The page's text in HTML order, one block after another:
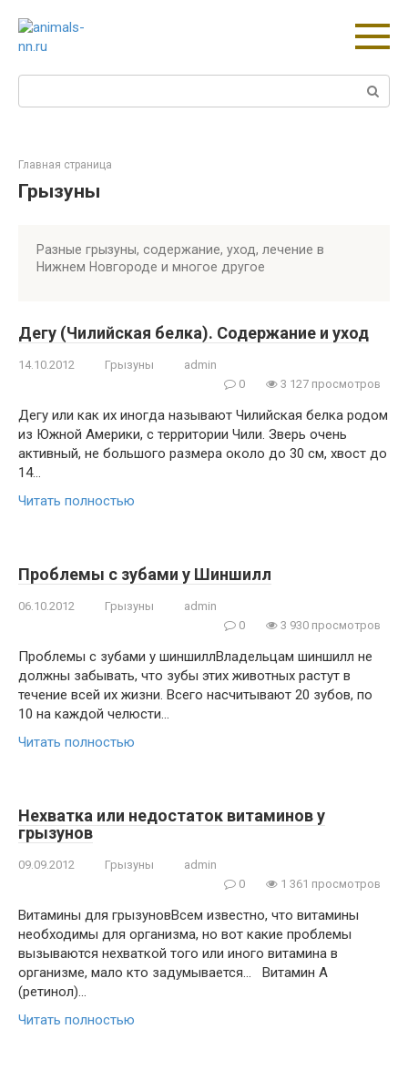
контенту
Поиск:
Главная страница
Грызуны
Разные грызуны, содержание, уход, лечение в
Нижнем Новгороде и многое другое
Дегу (Чилийская белка). Содержание и уход
14.10.2012 Грызуны
admin
0
3 127 просмотров
Дегу или как их иногда называют Чилийская белка родом
из Южной Америки, с территории Чили. Зверь очень
активный, не большого размера около до 30 см, хвост до
14…
Читать полностью
Проблемы с зубами у Шиншилл
06.10.2012 Грызуны
admin
0
3 930 просмотров
Проблемы с зубами у шиншиллВладельцам шиншилл не
должны забывать, что зубы этих животных растут в
течение всей их жизни. Всего насчитывают 20 зубов, по
10 на каждой челюсти…
Читать полностью
Нехватка или недостаток витаминов у
грызунов
09.09.2012 Грызуны
admin
0
1 361 просмотров
Витамины для грызуновВсем известно, что витамины
необходимы для организма, но вот какие проблемы
вызываются нехваткой того или иного витамина в
организме, мало кто задумывается… Витамин А
(ретинол)…
Читать полностью